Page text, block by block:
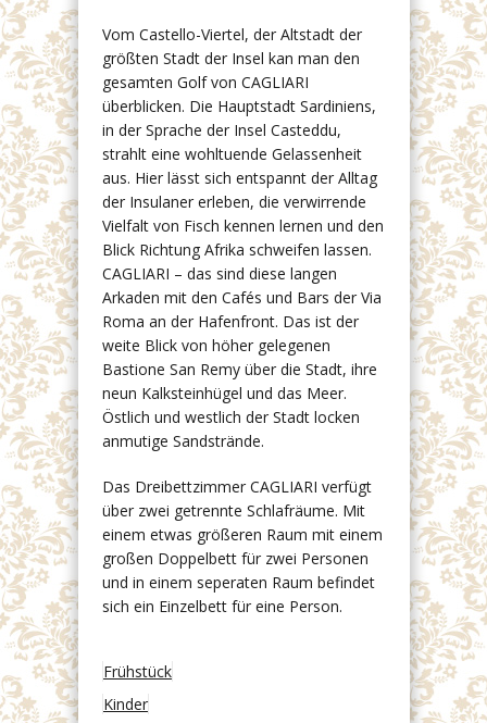
Vom Castello-Viertel, der Altstadt der
größten Stadt der Insel kan man den
gesamten Golf von CAGLIARI
überblicken. Die Hauptstadt Sardiniens,
in der Sprache der Insel Casteddu,
strahlt eine wohltuende Gelassenheit
aus. Hier lässt sich entspannt der Alltag
der Insulaner erleben, die verwirrende
Vielfalt von Fisch kennen lernen und den
Blick Richtung Afrika schweifen lassen.
CAGLIARI – das sind diese langen
Arkaden mit den Cafés und Bars der Via
Roma an der Hafenfront. Das ist der
weite Blick von höher gelegenen
Bastione San Remy über die Stadt, ihre
neun Kalksteinhügel und das Meer.
Östlich und westlich der Stadt locken
anmutige Sandstrände.
Das Dreibettzimmer CAGLIARI verfügt
über zwei getrennte Schlafräume. Mit
einem etwas größeren Raum mit einem
großen Doppelbett für zwei Personen
und in einem seperaten Raum befindet
sich ein Einzelbett für eine Person.
Frühstück
Kinder